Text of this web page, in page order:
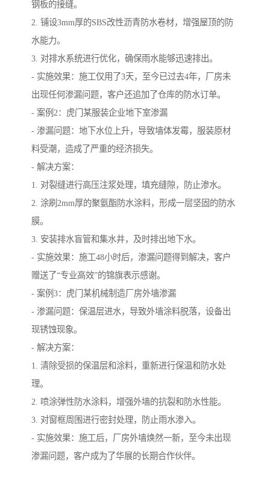
钢板的接缝。
2. 铺设3mm厚的SBS改性沥青防水卷材，增强屋顶的防
水能力。
3. 对排水系统进行优化，确保雨水能够迅速排出。
- 实施效果：施工仅用了3天，至今已过去4年，厂房未
出现任何渗漏问题，客户还追加了仓库的防水订单。
- 案例2：虎门某服装企业地下室渗漏
- 渗漏问题：地下水位上升，导致墙体发霉，服装原材
料受潮，造成了严重的经济损失。
- 解决方案：
1. 对裂缝进行高压注浆处理，填充缝隙，防止渗水。
2. 涂刷2mm厚的聚氨酯防水涂料，形成一层坚固的防水
膜。
3. 安装排水盲管和集水井，及时排出地下水。
- 实施效果：施工48小时后，渗漏问题得到解决，客户
赠送了“专业高效”的锦旗表示感谢。
- 案例3：虎门某机械制造厂房外墙渗漏
- 渗漏问题：保温层进水，导致外墙涂料脱落，设备出
现锈蚀现象。
- 解决方案：
1. 清除受损的保温层和涂料，重新进行保温和防水处
理。
2. 喷涂弹性防水涂料，增强外墙的抗裂和防水性能。
3. 对窗框周围进行密封处理，防止雨水渗入。
- 实施效果：施工后，厂房外墙焕然一新，至今未出现
渗漏问题，客户成为了华展的长期合作伙伴。